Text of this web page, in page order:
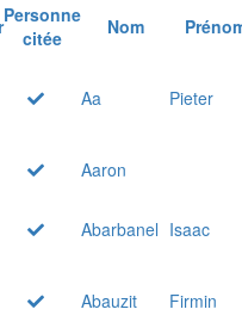
Personne
citée
Nom
Aa Pieter
Aaron
Abarbanel Isaac
Abauzit
Firmin